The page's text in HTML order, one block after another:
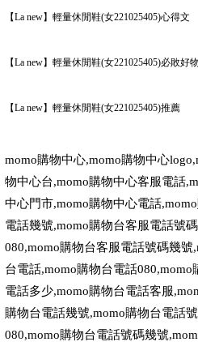
【La new】輕量休閒鞋(女221025405)心得文
【La new】輕量休閒鞋(女221025405)必敗好物
【La new】輕量休閒鞋(女221025405)推薦
momo購物中心,momo購物中心
物中心台,momo購物中心客服電話
中心門市,momo購物中心電話,momo
電話幾號,momo購物台客服電話號碼
080,momo購物台客服電話號碼幾號
台電話,momo購物台電話080,momo
電話多少,momo購物台電話客服
購物台電話幾號,momo購物台電話
080,momo購物台電話號碼幾號